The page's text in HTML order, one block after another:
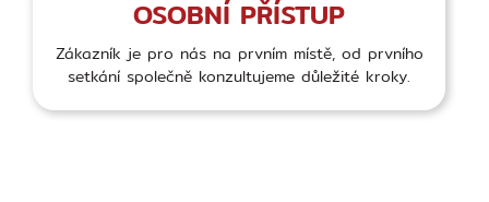
OSOBNÍ PŘÍSTUP
Zákazník je pro nás na prvním místě, od prvního
setkání společně konzultujeme důležité kroky.